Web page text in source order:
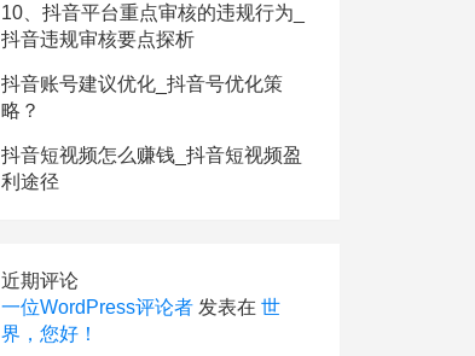
10、抖音平台重点审核的违规行为_
抖音违规审核要点探析
抖音账号建议优化_抖音号优化策
略？
抖音短视频怎么赚钱_抖音短视频盈
利途径
近期评论
一位WordPress评论者 发表在 世
界，您好！